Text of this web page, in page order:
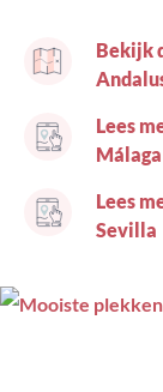
Bekijk
Lees
Málaga
Lees
Sevilla